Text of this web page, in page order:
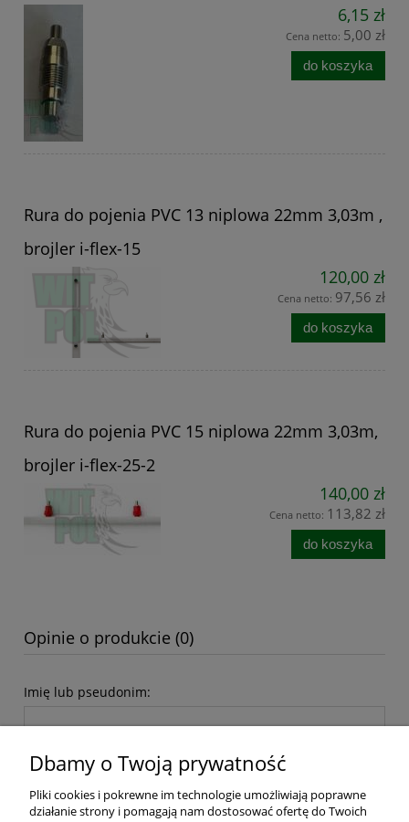
6,15 zł
Cena netto: 5,00 zł
do koszyka
Rura do pojenia PVC 13 niplowa 22mm 3,03m ,
brojler i-flex-15
120,00 zł
Cena netto: 97,56 zł
do koszyka
Rura do pojenia PVC 15 niplowa 22mm 3,03m,
brojler i-flex-25-2
140,00 zł
Cena netto: 113,82 zł
do koszyka
Opinie o produkcie (0)
Imię lub pseudonim:
Twoja opinia:
Dbamy o Twoją prywatność
Pliki cookies i pokrewne im technologie umożliwiają poprawne
działanie strony i pomagają nam dostosować ofertę do Twoich